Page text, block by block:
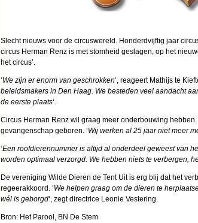
Slecht nieuws voor de circuswereld. Honderdvijftig jaar
circus Herman Renz is met stomheid geslagen, op het
het circus’.
‘We zijn er enorm van geschrokken‘, reageert Mathijs te
beleidsmakers in Den Haag. We besteden veel aandacht
de eerste plaats‘.
Circus Herman Renz wil graag meer onderbouwing hebben.
gevangenschap geboren. ‘Wij werken al 25 jaar niet meer
‘Een roofdierennummer is altijd al onderdeel geweest van
worden optimaal verzorgd. We hebben niets te verbergen,
De vereniging Wilde Dieren de Tent Uit is erg blij dat het
regeerakkoord. ‘We helpen graag om de dieren te
wél is geborgd‘, zegt directrice Leonie Vestering.
Bron: Het Parool, BN De Stem